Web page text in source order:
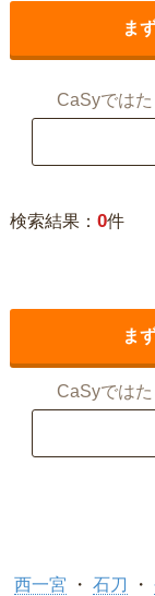
ま
CaSyでは
検索結果： 0件
ま
CaSyでは
西一宮 石刀